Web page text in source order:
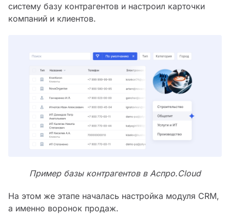
систему базу контрагентов и настроил карточки
компаний и клиентов.
Пример базы контрагентов в Аспро.Cloud
На этом же этапе началась настройка модуля CRM,
а именно воронок продаж.